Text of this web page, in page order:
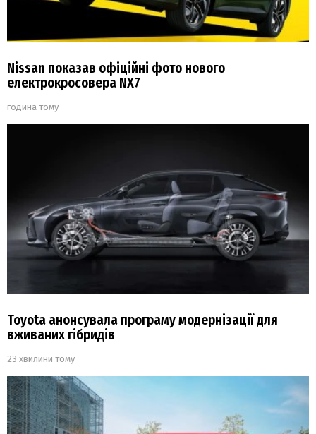
Nissan показав офіційні фото нового
електрокросовера NX7
година тому
Toyota анонсувала програму модернізації для
вживаних гібридів
23 хвилини тому